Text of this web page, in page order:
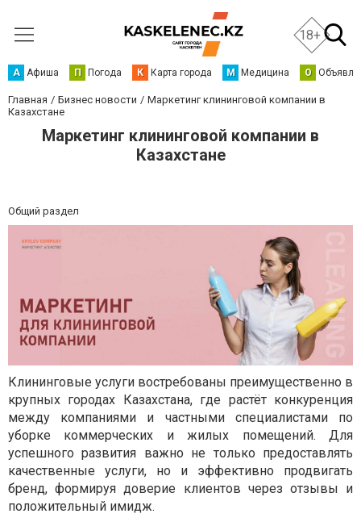
18+
А Афиша П Погода К Карта города М Медицина О
Главная Бизнес новости
Маркетинг клининговой компании в
Казахстане
Маркетинг клининговой компании в
Казахстане
Общий раздел
Клининговые услуги востребованы преимущественно в
крупных городах Казахстана, где растёт конкуренция
между компаниями и частными специалистами по
уборке коммерческих и жилых помещений. Для
успешного развития важно не только предоставлять
качественные услуги, но и эффективно продвигать
бренд, формируя доверие клиентов через отзывы и
положительный имидж.